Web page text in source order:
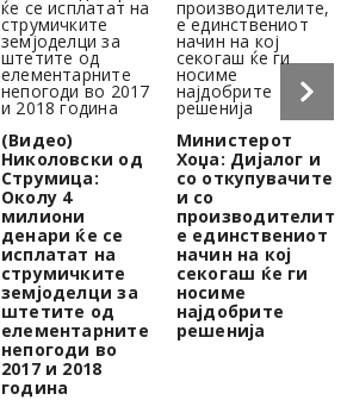
(Видео)
Николовски од
Струмица:
Околу 4
милиони
денари ќе се
исплатат на
струмичките
земјоделци за
штетите од
елементарните
непогоди во
2017 и 2018
година
Министерот
Хоџа: Дијалог и
со откупувачите
и со
е единствениот
начин на кој
секогаш ќе ги
носиме
најдобрите
решенија